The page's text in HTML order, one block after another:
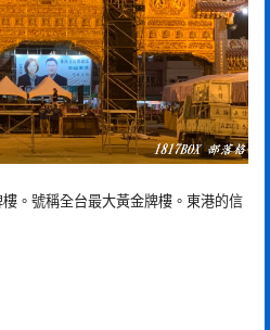
樓。號稱全台最大黃金牌樓。東港的信